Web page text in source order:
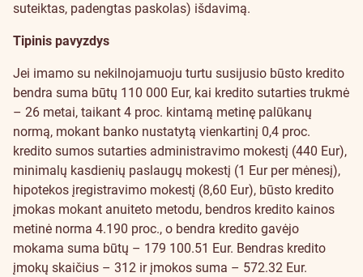
suteiktas, padengtas paskolas) išdavimą.
Tipinis pavyzdys
Jei imamo su nekilnojamuoju turtu susijusio būsto kredito
bendra suma būtų 110 000 Eur, kai kredito sutarties trukmė
– 26 metai, taikant 4 proc. kintamą metinę palūkanų
normą, mokant banko nustatytą vienkartinį 0,4 proc.
kredito sumos sutarties administravimo mokestį (440 Eur),
minimalų kasdienių paslaugų mokestį (1 Eur per mėnesį),
hipotekos įregistravimo mokestį (8,60 Eur), būsto kredito
įmokas mokant anuiteto metodu, bendros kredito kainos
metinė norma 4.190 proc., o bendra kredito gavėjo
mokama suma būtų – 179 100.51 Eur. Bendras kredito
įmokų skaičius – 312 ir įmokos suma – 572.32 Eur.